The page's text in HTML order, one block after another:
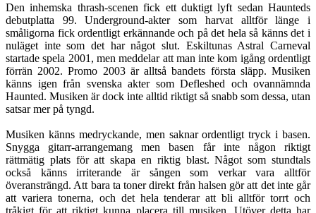
Den inhemska thrash-scenen fick ett duktigt lyft sedan Haunteds
debutplatta 99. Underground-akter som harvat alltför länge i
småligorna fick ordentligt erkännande och på det hela så känns det i
nuläget inte som det har något slut. Eskiltunas Astral Carneval
startade spela 2001, men meddelar att man inte kom igång ordentligt
förrän 2002. Promo 2003 är alltså bandets första släpp. Musiken
känns igen från svenska akter som Defleshed och ovannämnda
Haunted. Musiken är dock inte alltid riktigt så snabb som dessa, utan
satsar mer på tyngd.
Musiken känns medryckande, men saknar ordentligt tryck i basen.
Snygga gitarr-arrangemang men basen får inte någon riktigt
rättmätig plats för att skapa en riktig blast. Något som stundtals
också känns irriterande är sången som verkar vara alltför
överansträngd. Att bara ta toner direkt från halsen gör att det inte går
att variera tonerna, och det hela tenderar att bli alltför torrt och
tråkigt för att riktigt kunna placera till musiken. Utöver detta har